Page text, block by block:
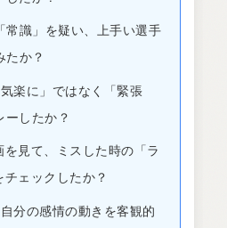
常識」を疑い、上手い選手
たか？
楽に」ではなく「緊張
ーしたか？
を見て、ミスした時の「ラ
ェックしたか？
分の感情の動きを客観的